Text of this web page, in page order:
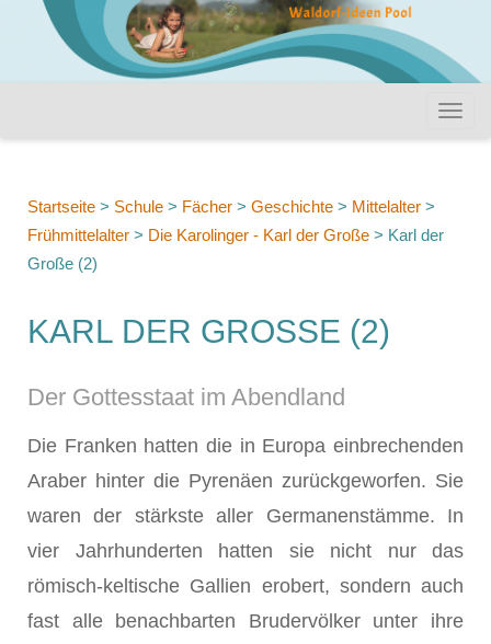
Startseite > Schule > Fächer > Geschichte > Mittelalter >
Frühmittelalter > Die Karolinger - Karl der Große > Karl der
Große (2)
KARL DER GROSSE (2)
Der Gottesstaat im Abendland
Die Franken hatten die in Europa einbrechenden
Araber hinter die Pyrenäen zurückgeworfen. Sie
waren der stärkste aller Germa­nenstämme. In
vier Jahrhunderten hatten sie nicht nur das
römisch­-keltische Gallien erobert, sondern auch
fast alle benachbarten Bru­dervölker unter ihre